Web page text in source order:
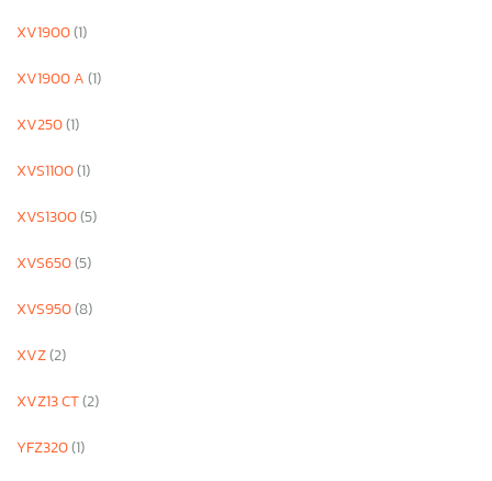
XV1900(1)
XV1900 A(1)
XV250(1)
XVS1100(1)
XVS1300(5)
XVS650(5)
XVS950(8)
XVZ(2)
XVZ13 CT(2)
YFZ320(1)